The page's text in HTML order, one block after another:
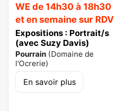
WE de 14h30 à 18h30
et en semaine sur RDV
Expositions : Portrait/s
(avec Suzy Davis)
Pourrain (Domaine de
l'Ocrerie)
En savoir plus